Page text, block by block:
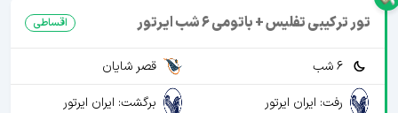
تور ترکیبی تفلیس + باتومی 6 شب ایرتور اقساطی
6 شب
قصر شایان
رفت: ایران ایرتور
برگشت: ایران ایرتور